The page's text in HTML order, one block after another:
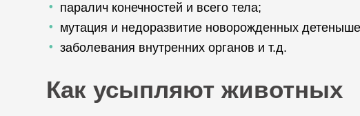
паралич конечностей и всего тела;
мутация и недоразвитие новорожденных
заболевания внутренних органов и т.д.
Как усыпляют животных